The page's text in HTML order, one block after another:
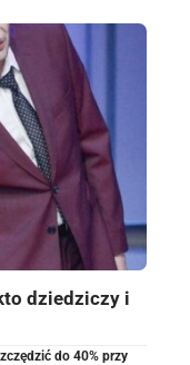
dziedziczy i
do 40% przy